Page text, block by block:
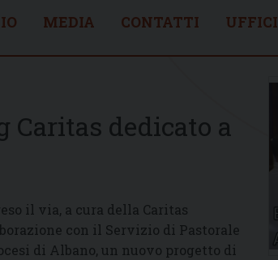
MEDIA CONTATTI UFFICI
dedicato a
il via, a cura della Caritas
con il Servizio di Pastorale
di Albano, un nuovo progetto di